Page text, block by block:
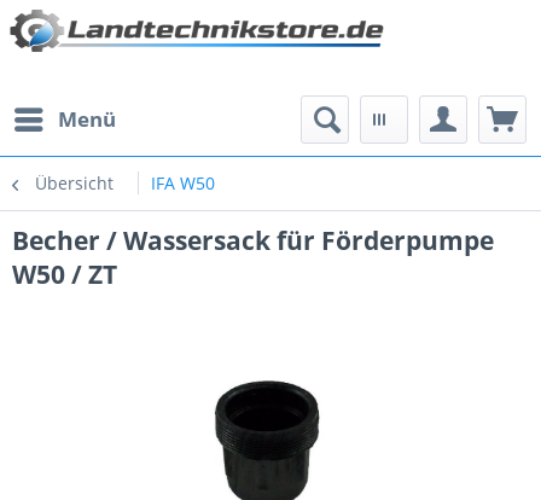
Menü
Übersicht IFA W50
Becher / Wassersack für Förderpumpe
W50 / ZT